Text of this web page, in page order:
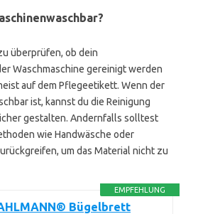
überprüfen, ob dein
Waschmaschine gereinigt werden
auf dem Pflegeetikett. Wenn der
ist, kannst du die Reinigung
gestalten. Andernfalls solltest
wie Handwäsche oder
um das Material nicht zu
EMPFEHLUNG
Bügelbrett